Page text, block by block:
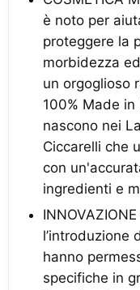
è noto per
proteggere la
morbidezza
un orgoglioso
100% Made
nascono nei
Ciccarelli che
con
ingredienti e
l’introduzione
hanno
specifiche in